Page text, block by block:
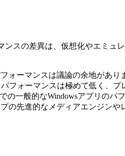
ンスの差異は、仮想化やエミュ
ーマンスは議論の余地があり
フォーマンスは極めて低く、プ
一般的なWindowsアプリのパ
の先進的なメディアエンジン